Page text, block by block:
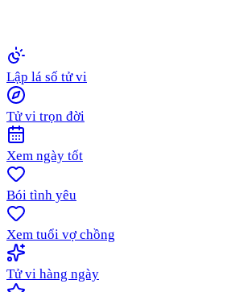
Lập lá số tử vi
Tử vi trọn đời
Xem ngày tốt
Bói tình yêu
Xem tuổi vợ chồng
Tử vi hàng ngày